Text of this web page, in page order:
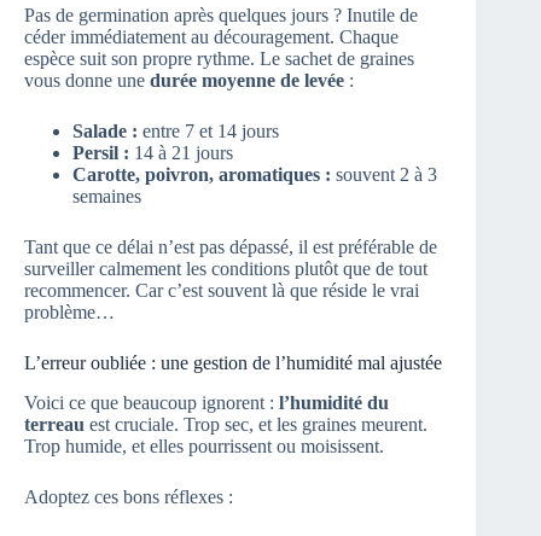
Pas de germination après quelques jours ? Inutile de
céder immédiatement au découragement. Chaque
espèce suit son propre rythme. Le sachet de graines
vous donne une durée moyenne de levée :
Salade : entre 7 et 14 jours
Persil : 14 à 21 jours
Carotte, poivron, aromatiques : souvent 2 à 3
semaines
Tant que ce délai n’est pas dépassé, il est préférable de
surveiller calmement les conditions plutôt que de tout
recommencer. Car c’est souvent là que réside le vrai
problème…
L’erreur oubliée : une gestion de l’humidité mal ajustée
Voici ce que beaucoup ignorent : l’humidité du
terreau est cruciale. Trop sec, et les graines meurent.
Trop humide, et elles pourrissent ou moisissent.
Adoptez ces bons réflexes :